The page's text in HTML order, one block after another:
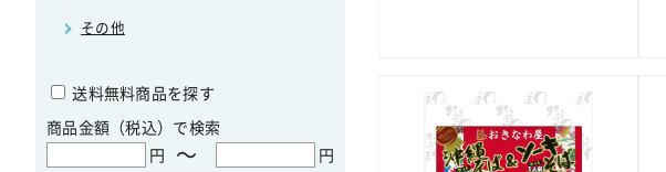
その他
送料無料商品を探す
商品金額（税込）で検索
円 ～ 円